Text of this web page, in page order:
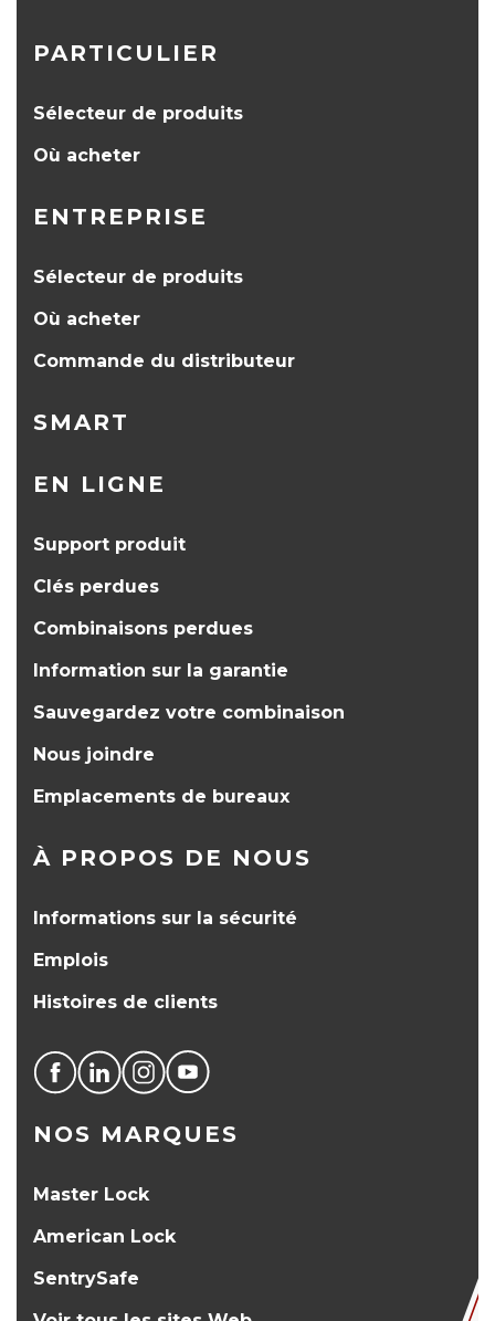
PARTICULIER
Sélecteur de produits
Où acheter
ENTREPRISE
Sélecteur de produits
Où acheter
Commande du distributeur
SMART
EN LIGNE
Support produit
Clés perdues
Combinaisons perdues
Information sur la garantie
Sauvegardez votre combinaison
Nous joindre
Emplacements de bureaux
À PROPOS DE NOUS
Informations sur la sécurité
Emplois
Histoires de clients
NOS MARQUES
Master Lock
American Lock
SentrySafe